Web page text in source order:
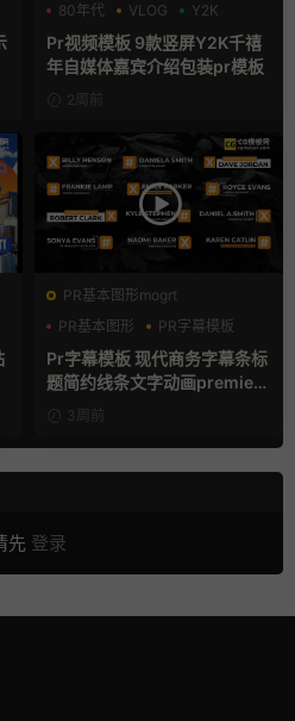
80年代
VLOG Y2K
Pr视频模板 9款竖屏Y2K千禧
年自媒体嘉宾介绍包装pr模板
2周前
PR基本图形mogrt
PR基本图形
PR字幕模板
商务模板
Pr字幕模板 现代商务字幕条标
题简约线条文字动画premiere
模板3周前
先 登录